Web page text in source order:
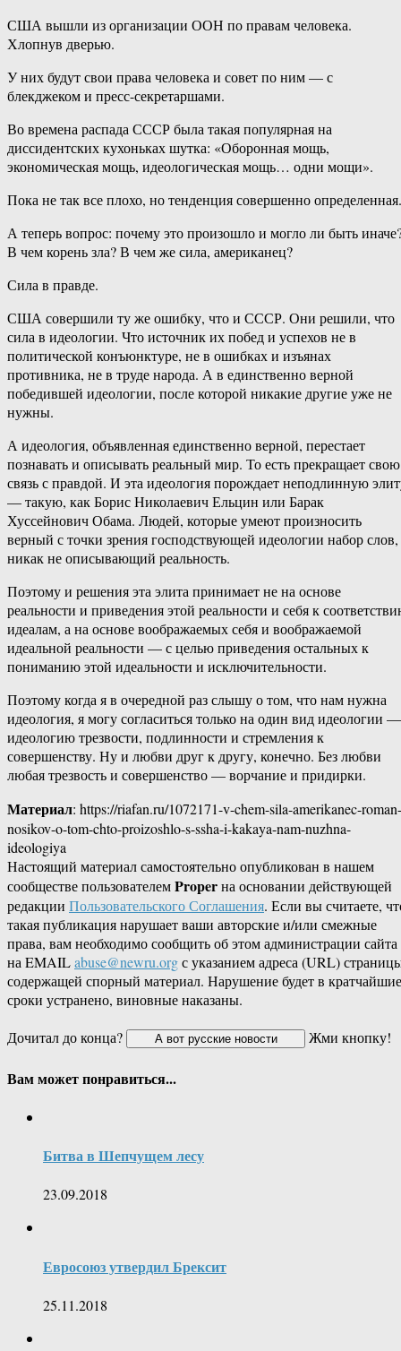
США вышли из организации ООН по правам человека.
Хлопнув дверью.
У них будут свои права человека и совет по ним — с
блекджеком и пресс-секретаршами.
Во времена распада СССР была такая популярная на
диссидентских кухоньках шутка: «Оборонная мощь,
экономическая мощь, идеологическая мощь… одни мощи».
Пока не так все плохо, но тенденция совершенно определенная.
А теперь вопрос: почему это произошло и могло ли быть
В чем корень зла? В чем же сила, американец?
Сила в правде.
США совершили ту же ошибку, что и СССР. Они решили, что
сила в идеологии. Что источник их побед и успехов не в
политической конъюнктуре, не в ошибках и изъянах
противника, не в труде народа. А в единственно верной
победившей идеологии, после которой никакие другие уже не
нужны.
А идеология, объявленная единственно верной, перестает
познавать и описывать реальный мир. То есть прекращает свою
связь с правдой. И эта идеология порождает неподлинную
— такую, как Борис Николаевич Ельцин или Барак
Хуссейнович Обама. Людей, которые умеют произносить
верный с точки зрения господствующей идеологии набор слов,
никак не описывающий реальность.
Поэтому и решения эта элита принимает не на основе
реальности и приведения этой реальности и себя к
идеалам, а на основе воображаемых себя и воображаемой
идеальной реальности — с целью приведения остальных к
пониманию этой идеальности и исключительности.
Поэтому когда я в очередной раз слышу о том, что нам нужна
идеология, я могу согласиться только на один вид идеологии —
идеологию трезвости, подлинности и стремления к
совершенству. Ну и любви друг к другу, конечно. Без любви
любая трезвость и совершенство — ворчание и придирки.
Материал: https://riafan.ru/1072171-v-chem-sila-amerikanec-roman-
nosikov-o-tom-chto-proizoshlo-s-ssha-i-kakaya-nam-nuzhna-
ideologiya
Настоящий материал самостоятельно опубликован в нашем
сообществе пользователемProperна основании действующей
редакции Пользовательского Соглашения. Если вы считаете,
такая публикация нарушает ваши авторские и/или смежные
права, вам необходимо сообщить об этом администрации сайта
на EMAILabuse@newru.orgс указанием адреса (URL)
содержащей спорный материал. Нарушение будет в кратчайшие
сроки устранено, виновные наказаны.
Дочитал до конца?
Жми кнопку!
Вам может понравиться...
Битва в Шепчущем лесу
23.09.2018
Евросоюз утвердил Брексит
25.11.2018